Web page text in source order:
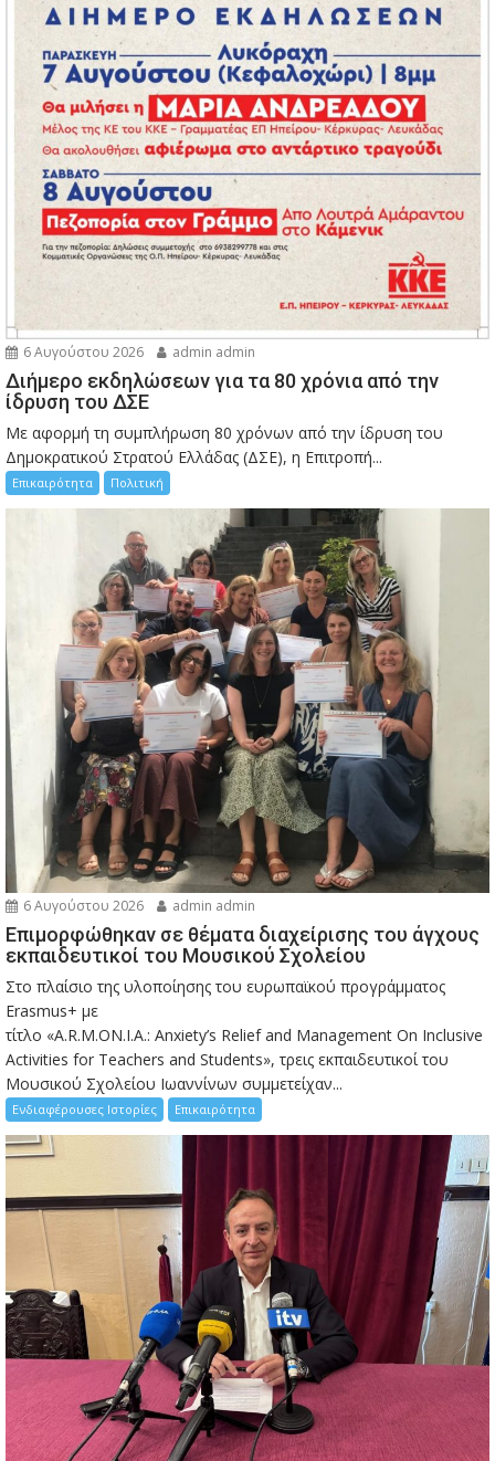
6 Αυγούστου 2026 admin admin
Διήμερο εκδηλώσεων για τα 80 χρόνια από την
ίδρυση του ΔΣΕ
Με αφορμή τη συμπλήρωση 80 χρόνων από την ίδρυση του
Δημοκρατικού Στρατού Ελλάδας (ΔΣΕ), η Επιτροπή...
Επικαιρότητα Πολιτική
6 Αυγούστου 2026 admin admin
Eπιμορφώθηκαν σε θέματα διαχείρισης του άγχους
εκπαιδευτικοί του Μουσικού Σχολείου
Στο πλαίσιο της υλοποίησης του ευρωπαϊκού προγράμματος
Erasmus+ με
τίτλο «A.R.M.ON.I.A.: Anxiety’s Relief and Management On Inclusive
Activities for Teachers and Students», τρεις εκπαιδευτικοί του
Μουσικού Σχολείου Ιωαννίνων συμμετείχαν...
Ενδιαφέρουσες Ιστορίες Επικαιρότητα